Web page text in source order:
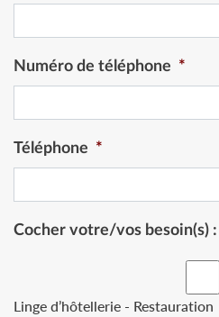
Numéro de téléphone *
Téléphone *
Cocher votre/vos besoin(s) :
Linge d’hôtellerie - Restauration